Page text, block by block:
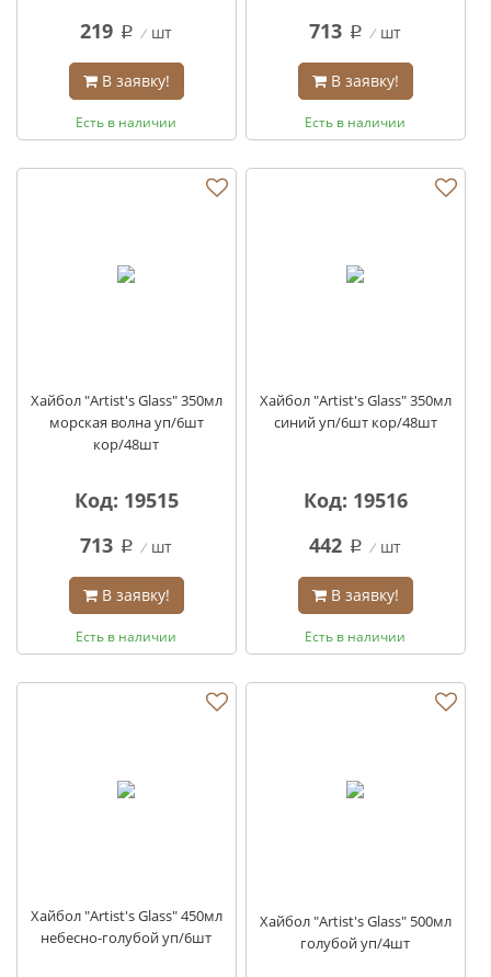
219 q шт
В заявку!
Есть в наличии
713 q шт
В заявку!
Есть в наличии
Хайбол "Artist's Glass" 350мл
морская волна уп/6шт
кор/48шт
Код: 19515
713 q шт
В заявку!
Есть в наличии
Хайбол "Artist's Glass" 350мл
синий уп/6шт кор/48шт
Код: 19516
442 q шт
В заявку!
Есть в наличии
Хайбол "Artist's Glass" 450мл
небесно-голубой уп/6шт
Хайбол "Artist's Glass" 500мл
голубой уп/4шт